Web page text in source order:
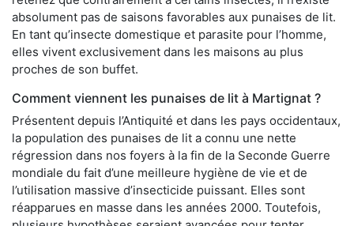
absolument pas de saisons favorables aux punaises de lit.
En tant qu’insecte domestique et parasite pour l’homme,
elles vivent exclusivement dans les maisons au plus
proches de son buffet.
Comment viennent les punaises de lit à Martignat ?
Présentent depuis l’Antiquité et dans les pays occidentaux,
la population des punaises de lit a connu une nette
régression dans nos foyers à la fin de la Seconde Guerre
mondiale du fait d’une meilleure hygiène de vie et de
l’utilisation massive d’insecticide puissant. Elles sont
réapparues en masse dans les années 2000. Toutefois,